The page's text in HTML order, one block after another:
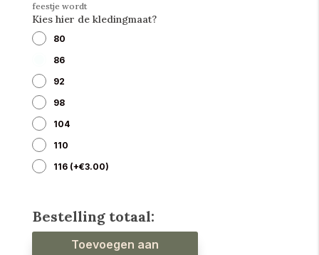
feestje wordt
Kies hier de kledingmaat?
80
86
92
98
104
110
116 (+€3.00)
Bestelling totaal:
Short
Toevoegen aan